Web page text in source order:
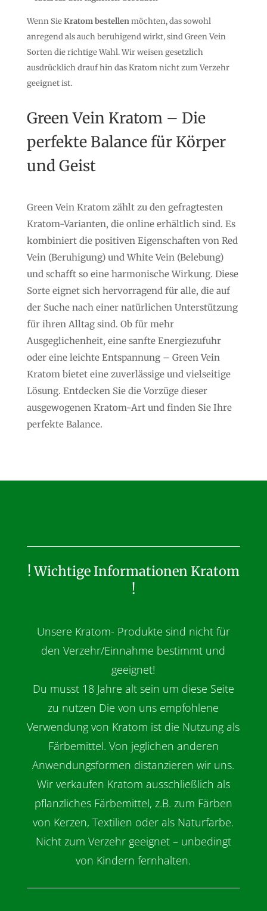
Wenn SieKratom bestellenmöchten, das sowohl
anregend als auch beruhigend wirkt, sind Green Vein
Sorten die richtige Wahl. Wir weisen gesetzlich
ausdrücklich drauf hin das Kratom nicht zum Verzehr
geeignet ist.
Green Vein Kratom – Die
perfekte Balance für Körper
und Geist
Green Vein Kratom zählt zu den gefragtesten
Kratom-Varianten, die online erhältlich sind. Es
kombiniert die positiven Eigenschaften von Red
Vein (Beruhigung) und White Vein (Belebung)
und schafft so eine harmonische Wirkung. Diese
Sorte eignet sich hervorragend für alle, die auf
der Suche nach einer natürlichen Unterstützung
für ihren Alltag sind. Ob für mehr
Ausgeglichenheit, eine sanfte Energiezufuhr
oder eine leichte Entspannung – Green Vein
Kratom bietet eine zuverlässige und vielseitige
Lösung. Entdecken Sie die Vorzüge dieser
ausgewogenen Kratom-Art und finden Sie Ihre
perfekte Balance.
! Wichtige Informationen Kratom
!
Unsere Kratom- Produkte sind nicht für
den Verzehr/Einnahme bestimmt und
geeignet!
Du musst 18 Jahre alt sein um diese Seite
zu nutzen Die von uns empfohlene
Verwendung von Kratom ist die Nutzung als
Färbemittel. Von jeglichen anderen
Anwendungsformen distanzieren wir uns.
Wir verkaufen Kratom ausschließlich als
pflanzliches Färbemittel, z.B. zum Färben
von Kerzen, Textilien oder als Naturfarbe.
Nicht zum Verzehr geeignet – unbedingt
von Kindern fernhalten.